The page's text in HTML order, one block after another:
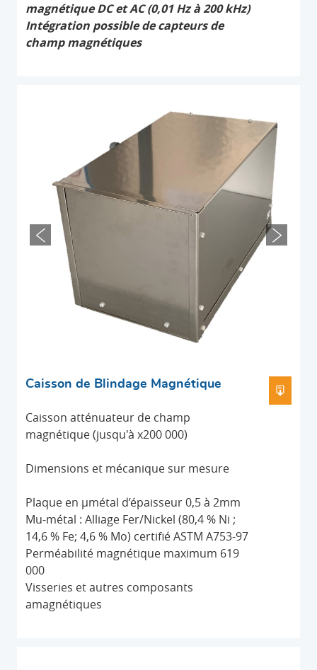
magnétique DC et AC (0,01 Hz à 200 kHz)
Intégration possible de capteurs de
champ magnétiques
Caisson de Blindage Magnétique
Caisson atténuateur de champ
magnétique (jusqu'à x200 000)
Dimensions et mécanique sur mesure
Plaque en µmétal d’épaisseur 0,5 à 2mm
Mu-métal : Alliage Fer/Nickel (80,4 % Ni ;
14,6 % Fe; 4,6 % Mo) certifié ASTM A753-97
Perméabilité magnétique maximum 619
000
Visseries et autres composants
amagnétiques